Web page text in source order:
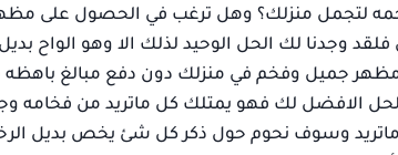
لتجمل منزلك؟ وهل ترغب في الحصول على
وجدنا لك الحل الوحيد لذلك الا وهو الواح
جميل وفخم في منزلك دون دفع مبالغ باهظه
الافضل لك فهو يمتلك كل ماتريد من فخامه
وسوف نحوم حول ذكر كل شئ يخص بديل
صالح
حي السويدي,
الطائف